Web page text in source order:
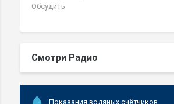
Обсудить
Смотри Радио
Показания водяных счётчиков